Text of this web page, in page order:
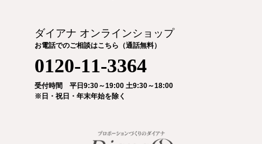
ダイアナ オンラインショップ
お電話でのご相談はこちら（通話無料）
0120-11-3364
受付時間 平日9:30～19:00 土9:30～18:00
※日・祝日・年末年始を除く